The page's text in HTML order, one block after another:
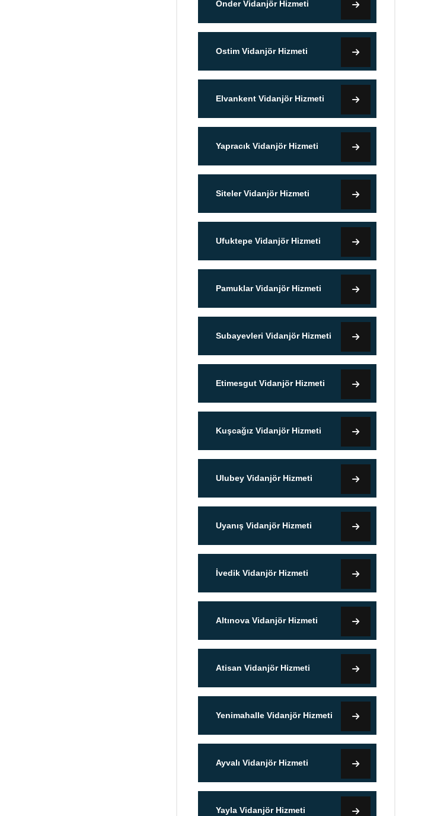
Önder Vidanjör Hizmeti
Ostim Vidanjör Hizmeti
Elvankent Vidanjör Hizmeti
Yapracık Vidanjör Hizmeti
Siteler Vidanjör Hizmeti
Ufuktepe Vidanjör Hizmeti
Pamuklar Vidanjör Hizmeti
Subayevleri Vidanjör Hizmeti
Etimesgut Vidanjör Hizmeti
Kuşcağız Vidanjör Hizmeti
Ulubey Vidanjör Hizmeti
Uyanış Vidanjör Hizmeti
İvedik Vidanjör Hizmeti
Altınova Vidanjör Hizmeti
Atisan Vidanjör Hizmeti
Yenimahalle Vidanjör Hizmeti
Ayvalı Vidanjör Hizmeti
Yayla Vidanjör Hizmeti